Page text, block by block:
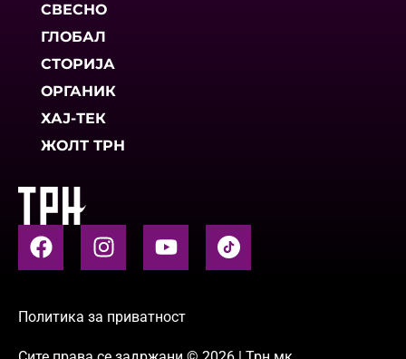
СВЕСНО
ГЛОБАЛ
СТОРИЈА
ОРГАНИК
ХАЈ-ТЕК
ЖОЛТ ТРН
Политика за приватност